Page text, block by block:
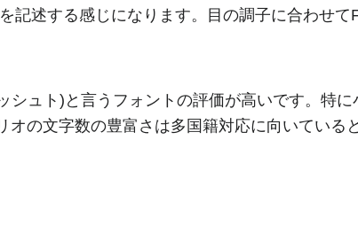
述する感じになります。目の調子に合わせて
ュト)と言うフォントの評価が高いです。特
の文字数の豊富さは多国籍対応に向いている